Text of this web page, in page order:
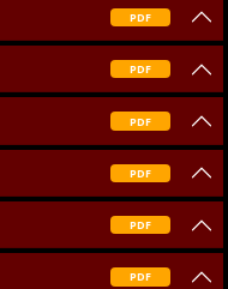
PDF
PDF
PDF
PDF
PDF
PDF